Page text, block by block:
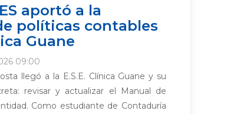
aportó a la
políticas contables
Guane
09:00
llegó a la E.S.E. Clínica Guane y su
revisar y actualizar el Manual de
Como estudiante de Contaduría